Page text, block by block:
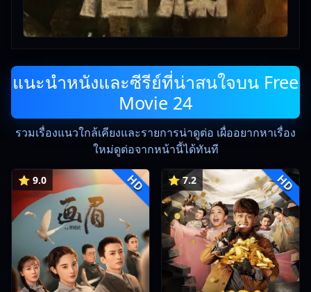
แนะนำหนังและซีรีย์ที่น่าสนใจบน Free
Movie 24
รวมเรื่องแนวใกล้เคียงและรายการน่าดูต่อ เผื่ออยากหาเรื่อง
ใหม่ดูต่อจากหน้านี้ได้ทันที
⭐ 9.0 HD ⭐ 7.2 HD